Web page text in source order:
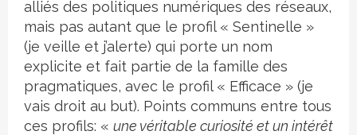
alliés des politiques numériques des réseaux,
mais pas autant que le profil « Sentinelle »
(je veille et j’alerte) qui porte un nom
explicite et fait partie de la famille des
pragmatiques, avec le profil « Efficace » (je
vais droit au but). Points communs entre tous
ces profils: « une véritable curiosité et un intérêt